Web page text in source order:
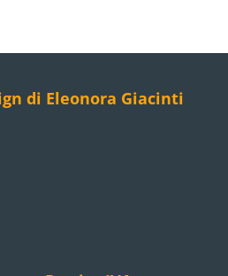
di Eleonora Giacinti